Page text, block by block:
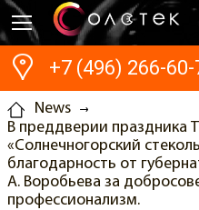
+7 (496) 266-60-
News
В преддверии праздника
«Солнечногорский
благодарность от
А. Воробьева за
профессионализм.